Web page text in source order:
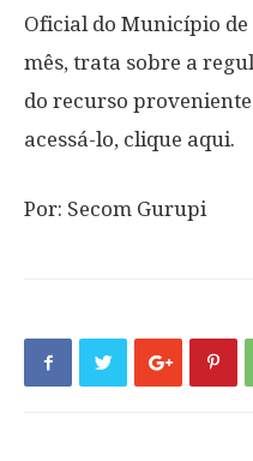
Oficial do Município
mês, trata sobre a
do recurso
acessá-lo, clique aqui.
Por: Secom Gurupi